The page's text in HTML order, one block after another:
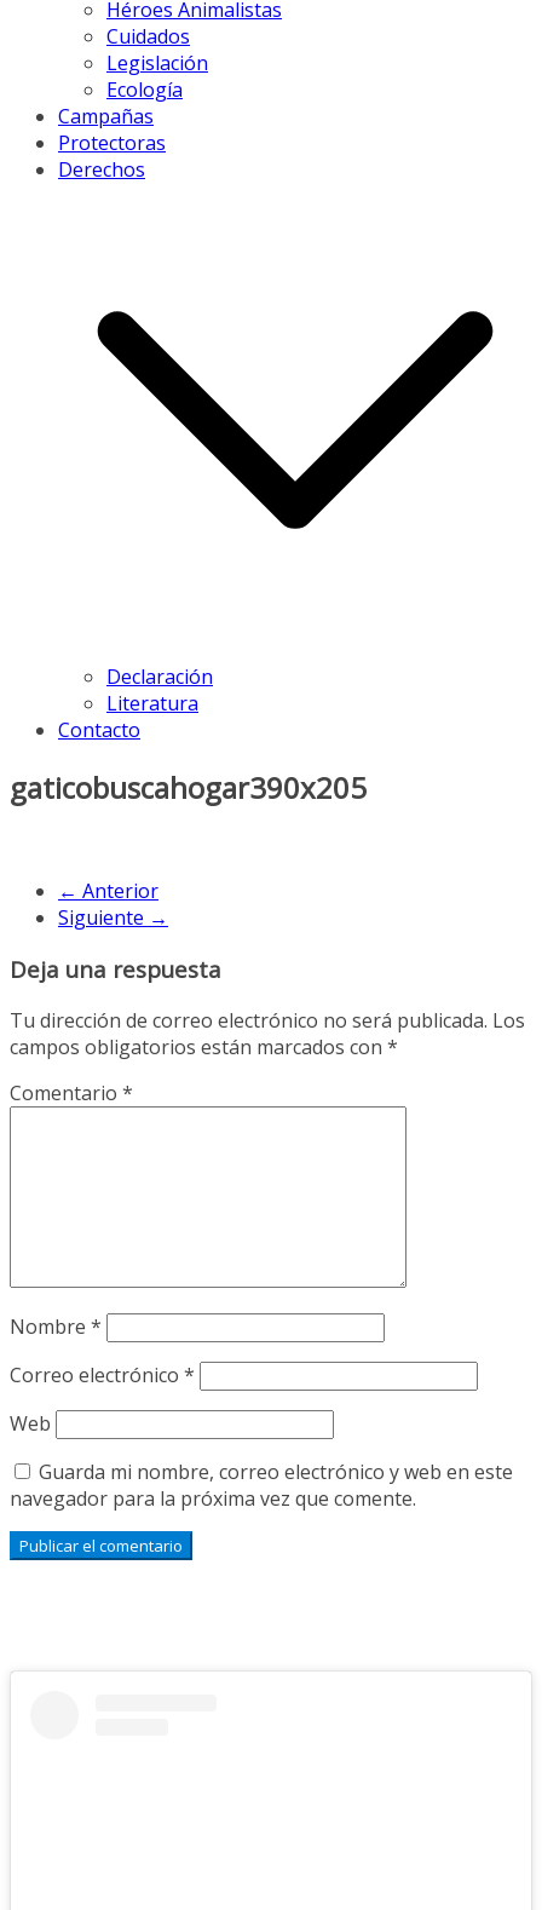
Héroes Animalistas
Cuidados
Legislación
Ecología
Campañas
Protectoras
Derechos
Declaración
Literatura
Contacto
gaticobuscahogar390x205
← Anterior
Siguiente →
Deja una respuesta
Tu dirección de correo electrónico no será publicada. Los
campos obligatorios están marcados con *
Comentario *
Nombre *
Correo electrónico *
Web
Guarda mi nombre, correo electrónico y web en este
navegador para la próxima vez que comente.